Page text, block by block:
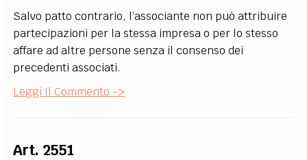
Salvo patto contrario, l’associante non può attribuire
partecipazioni per la stessa impresa o per lo stesso
affare ad altre persone senza il consenso dei
precedenti associati.
Leggi Il Commento ->
Art. 2551